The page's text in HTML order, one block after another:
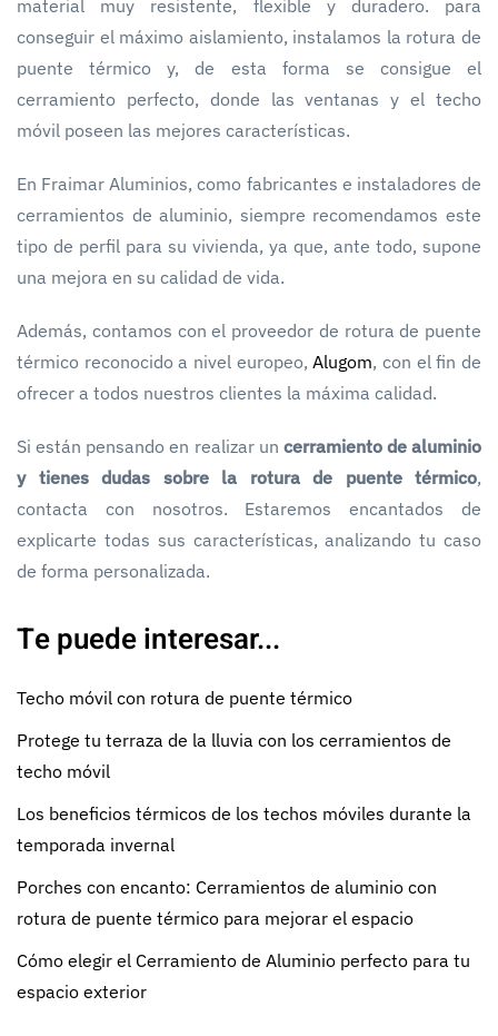
material muy resistente, flexible y duradero. para
conseguir el máximo aislamiento, instalamos la rotura de
puente térmico y, de esta forma se consigue el
cerramiento perfecto, donde las ventanas y el techo
móvil poseen las mejores características.
En Fraimar Aluminios, como fabricantes e instaladores de
cerramientos de aluminio, siempre recomendamos este
tipo de perfil para su vivienda, ya que, ante todo, supone
una mejora en su calidad de vida.
Además, contamos con el proveedor de rotura de puente
térmico reconocido a nivel europeo, Alugom, con el fin de
ofrecer a todos nuestros clientes la máxima calidad.
Si están pensando en realizar un cerramiento de aluminio
y tienes dudas sobre la rotura de puente térmico,
contacta con nosotros. Estaremos encantados de
explicarte todas sus características, analizando tu caso
de forma personalizada.
Te puede interesar...
Techo móvil con rotura de puente térmico
Protege tu terraza de la lluvia con los cerramientos de
techo móvil
Los beneficios térmicos de los techos móviles durante la
temporada invernal
Porches con encanto: Cerramientos de aluminio con
rotura de puente térmico para mejorar el espacio
Cómo elegir el Cerramiento de Aluminio perfecto para tu
espacio exterior